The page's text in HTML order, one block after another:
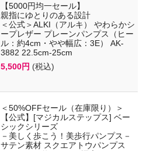
【5000円均一セール】
親指にゆとりのある設計
＜公式＞ALKI（アルキ） やわらかシ
ープレザー プレーンパンプス（ヒー
ル：約4cm・やや幅広：3E） AK-
3882 22.5cm-25cm
5,500円 (税込)
＜50%OFFセール（在庫限り）＞
【公式】[マジカルステップス] ベー
シックシリーズ
－美しく歩こう！美歩行パンプス－
サテン素材 スクエアトウパンプス